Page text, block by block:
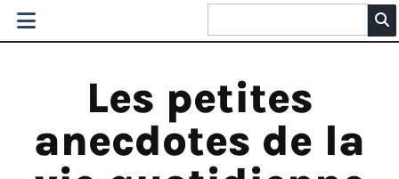
Les petites
anecdotes de la